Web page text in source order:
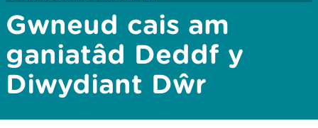
Gwneud cais am
ganiatâd Deddf y
Diwydiant Dŵr